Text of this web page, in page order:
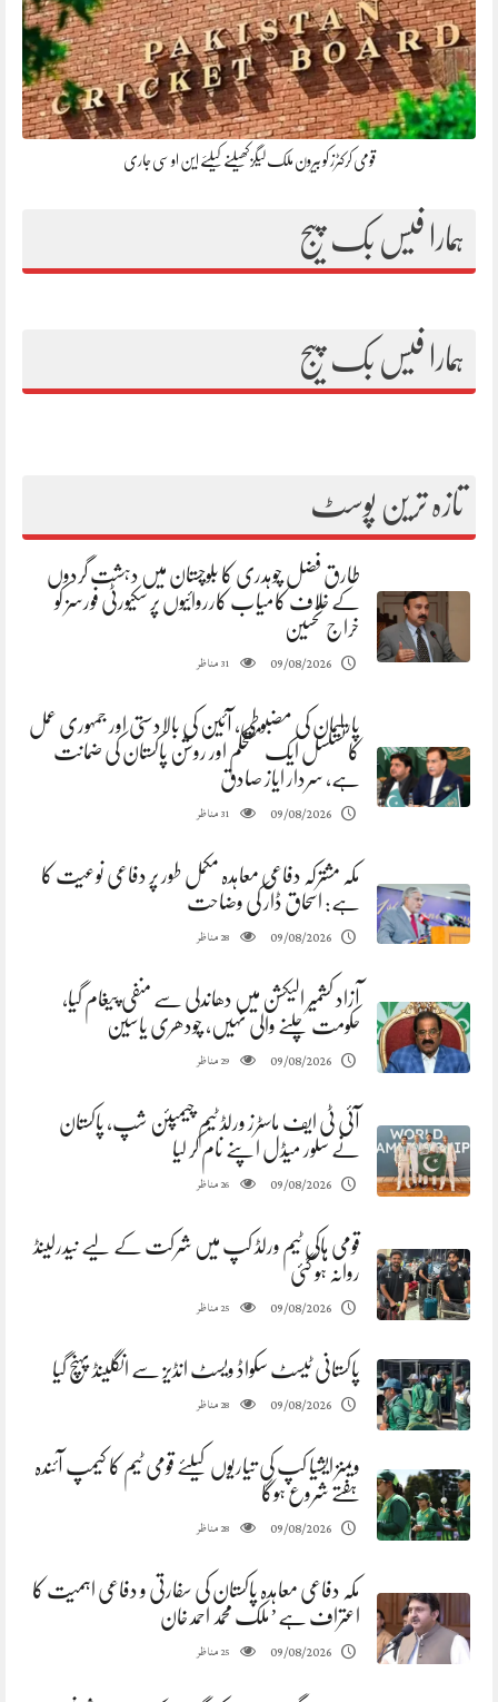
قومی کرکٹرز کو بیرون ملک لیگز کھیلنے کیلئے این او سی جاری
ہمارا فیس بک پیج
ہمارا فیس بک پیج
تازہ ترین پوسٹ
طارق فضل چوہدری کا بلوچستان میں دہشت گردوں
کے خلاف کامیاب کارروائیوں پر سکیورٹی فورسز کو
خراج تحسین
09/08/2026
31مناظر
پارلیمان کی مضبوطی، آئین کی بالادستی اور جمہوری عمل
کا تسلسل ایک مستحکم اور روشن پاکستان کی ضمانت
ہے، سردار ایاز صادق
09/08/2026
31مناظر
مکہ مشترکہ دفاعی معاہدہ مکمل طور پر دفاعی نوعیت کا
ہے: اسحاق ڈار کی وضاحت
09/08/2026
28مناظر
آزاد کشمیر الیکشن میں دھاندلی سے منفی پیغام گیا،
حکومت چلنے والی نہیں، چودھری یاسین
09/08/2026
29مناظر
آئی ٹی ایف ماسٹرز ورلڈ ٹیم چیمپئن شپ، پاکستان
نے سلور میڈل اپنے نام کر لیا
09/08/2026
26مناظر
قومی ہاکی ٹیم ورلڈ کپ میں شرکت کے لیے نیدرلینڈ
روانہ ہو گئی
09/08/2026
25مناظر
پاکستانی ٹیسٹ سکواڈ ویسٹ انڈیز سے انگلینڈ پہنچ گیا
09/08/2026
28مناظر
ویمنز ایشیا کپ کی تیاریوں کیلئے قومی ٹیم کا کیمپ آئندہ
ہفتے شروع ہوگا
09/08/2026
28مناظر
مکہ دفاعی معاہدہ پاکستان کی سفارتی و دفاعی اہمیت کا
اعتراف ہے’ملک محمد احمد خان
09/08/2026
25مناظر